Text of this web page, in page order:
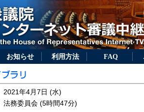
お知らせ 利用方法 FAQ
2021年4月7日 (水)
法務委員会 (5時間47分)